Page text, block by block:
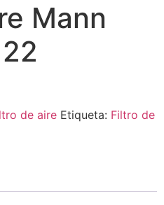
Mann
de aire Etiqueta: Filtro de